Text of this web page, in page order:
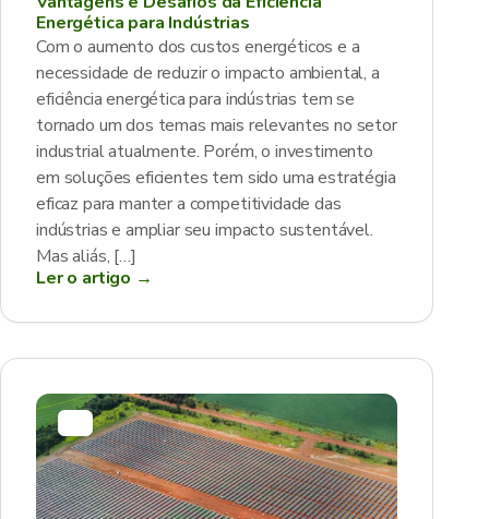
Energética para Indústrias
Com o aumento dos custos energéticos e a
necessidade de reduzir o impacto ambiental, a
eficiência energética para indústrias tem se
tornado um dos temas mais relevantes no setor
industrial atualmente. Porém, o investimento
em soluções eficientes tem sido uma estratégia
eficaz para manter a competitividade das
indústrias e ampliar seu impacto sustentável.
Mas aliás, […]
Ler o artigo →